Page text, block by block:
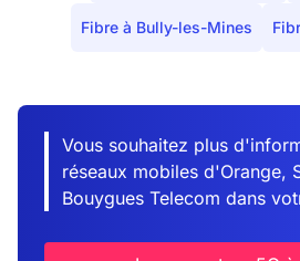
Fibre à Bully-les-Mines
Vous souhaitez plus
réseaux mobiles d'Orange,
Bouygues Telecom dans